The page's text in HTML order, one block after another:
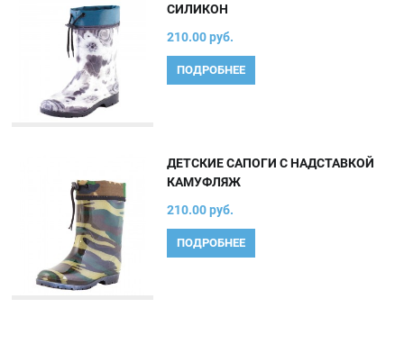
СИЛИКОН
210.00 руб.
ПОДРОБНЕЕ
ДЕТСКИЕ САПОГИ С НАДСТАВКОЙ
КАМУФЛЯЖ
210.00 руб.
ПОДРОБНЕЕ